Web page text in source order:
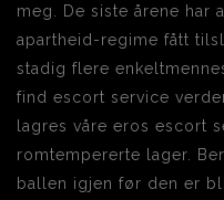
meg. De siste årene har
apartheid-regime fått
stadig flere
find escort service
lagres våre eros escort
romtempererte lager.
ballen igjen før den er